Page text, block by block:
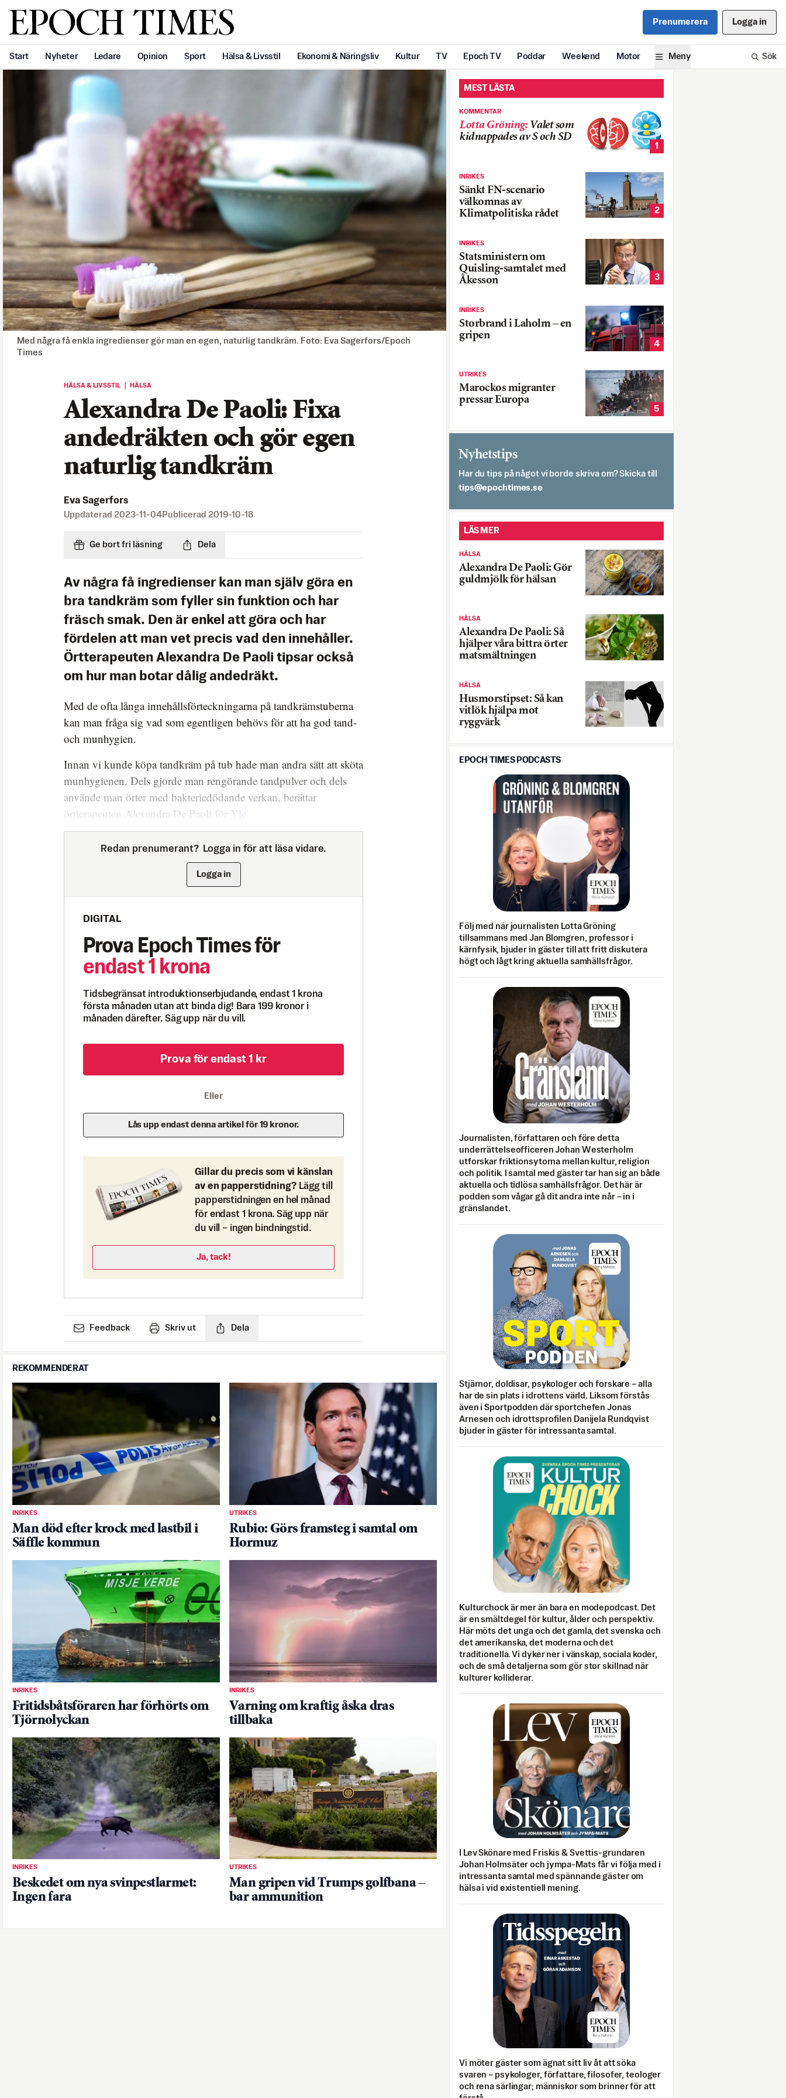
Svenska Epoch Times Prenumerera Logga in
Start Nyheter Ledare Opinion Sport Hälsa & Livsstil Ekonomi & Näringsliv Kultur TV Epoch TV Poddar Weekend Motor Meny Sök
Med några få enkla ingredienser gör man en egen, naturlig tandkräm. Foto: Eva Sagerfors/Epoch
Times
HÄLSA & LIVSSTIL ｜ HÄLSA
Alexandra De Paoli: Fixa
andedräkten och gör egen
naturlig tandkräm
Eva Sagerfors
Uppdaterad 2023-11-04 Publicerad 2019-10-18
Ge bort fri läsning Dela
Av några få ingredienser kan man själv göra en
bra tandkräm som fyller sin funktion och har
fräsch smak. Den är enkel att göra och har
fördelen att man vet precis vad den innehåller.
Örtterapeuten Alexandra De Paoli tipsar också
om hur man botar dålig andedräkt.
Med de ofta långa innehållsförteckningarna på tandkrämstuberna
kan man fråga sig vad som egentligen behövs för att ha god tand-
och munhygien.
Innan vi kunde köpa tandkräm på tub hade man andra sätt att sköta
munhygienen. Dels gjorde man rengörande tandpulver och dels
använde man örter med bakteriedödande verkan, berättar
örtterapeuten Alexandra De Paoli för Yle
Redan prenumerant? Logga in för att läsa vidare.
Logga in
DIGITAL
Prova Epoch Times för
endast 1 krona
Tidsbegränsat introduktionserbjudande, endast 1 krona
första månaden utan att binda dig! Bara 199 kronor i
månaden därefter. Säg upp när du vill.
Prova för endast 1 kr
Eller
Lås upp endast denna artikel för 19 kronor.
Gillar du precis som vi känslan
av en papperstidning? Lägg till
papperstidningen en hel månad
för endast 1 krona. Säg upp när
du vill – ingen bindningstid.
Ja, tack!
Feedback Skriv ut Dela
REKOMMENDERAT
INRIKES
Man död efter krock med lastbil i
Säffle kommun
UTRIKES
Rubio: Görs framsteg i samtal om
Hormuz
INRIKES
Fritidsbåtsföraren har förhörts om
Tjörnolyckan
INRIKES
Varning om kraftig åska dras
tillbaka
INRIKES
Beskedet om nya svinpestlarmet:
Ingen fara
UTRIKES
Man gripen vid Trumps golfbana –
bar ammunition
MEST LÄSTA
KOMMENTAR
Lotta Gröning: Valet som
kidnappades av S och SD
1
INRIKES
Sänkt FN-scenario
välkomnas av
Klimatpolitiska rådet
2
INRIKES
Statsministern om
Quisling-samtalet med
Åkesson
3
INRIKES
Storbrand i Laholm – en
gripen
4
UTRIKES
Marockos migranter
pressar Europa
5
Nyhetstips
Har du tips på något vi borde skriva om? Skicka till
es.semithcope@spit
LÄS MER
HÄLSA
Alexandra De Paoli: Gör
guldmjölk för hälsan
HÄLSA
Alexandra De Paoli: Så
hjälper våra bittra örter
matsmältningen
HÄLSA
Husmorstipset: Så kan
vitlök hjälpa mot
ryggvärk
EPOCH TIMES PODCASTS
Följ med när journalisten Lotta Gröning
tillsammans med Jan Blomgren, professor i
kärnfysik, bjuder in gäster till att fritt diskutera
högt och lågt kring aktuella samhällsfrågor.
Journalisten, författaren och före detta
underrättelseofficeren Johan Westerholm
utforskar friktionsytorna mellan kultur, religion
och politik. I samtal med gäster tar han sig an både
aktuella och tidlösa samhällsfrågor. Det här är
podden som vågar gå dit andra inte når – in i
gränslandet.
Stjärnor, doldisar, psykologer och forskare – alla
har de sin plats i idrottens värld. Liksom förstås
även i Sportpodden där sportchefen Jonas
Arnesen och idrottsprofilen Danijela Rundqvist
bjuder in gäster för intressanta samtal.
Kulturchock är mer än bara en modepodcast. Det
är en smältdegel för kultur, ålder och perspektiv.
Här möts det unga och det gamla, det svenska och
det amerikanska, det moderna och det
traditionella. Vi dyker ner i vänskap, sociala koder,
och de små detaljerna som gör stor skillnad när
kulturer kolliderar.
I Lev Skönare med Friskis & Svettis-grundaren
Johan Holmsäter och jympa-Mats får vi följa med i
intressanta samtal med spännande gäster om
hälsa i vid existentiell mening.
Vi möter gäster som ägnat sitt liv åt att söka
svaren – psykologer, författare, filosofer, teologer
och rena särlingar; människor som brinner för att